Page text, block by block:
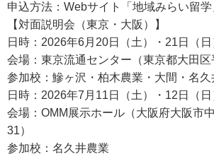
申込方法：Webサイト「地域みらい留
【対面説明会（東京・大阪）】
日時：2026年6月20日（土）・21日（日
会場：東京流通センター（東京都大田区
参加校：鰺ヶ沢・柏木農業・大間・名久
日時：2026年7月11日（土）・12日（日
会場：OMM展示ホール（大阪府大阪市
31）
参加校：名久井農業